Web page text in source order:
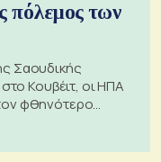
πόλεμος των
Σαουδικής
Κουβέιτ, οι ΗΠΑ
φθηνότερο